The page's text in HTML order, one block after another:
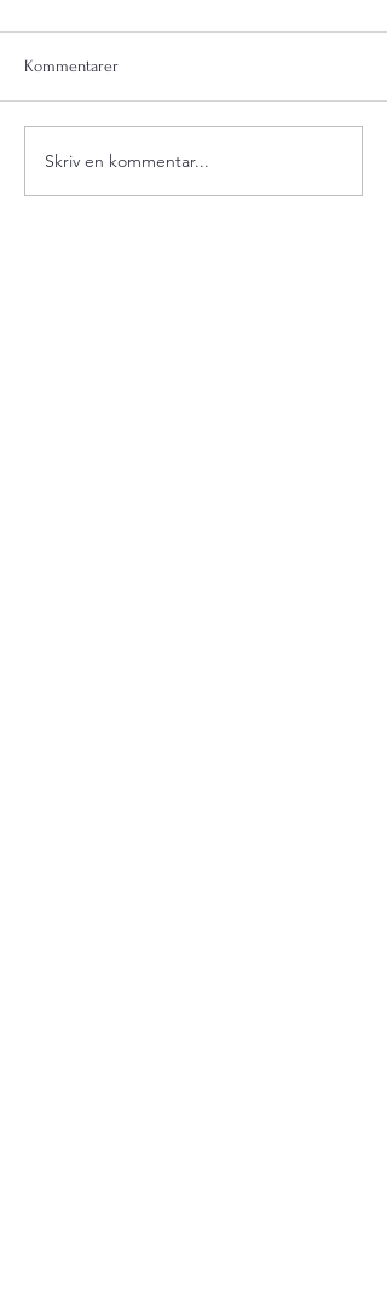
Kommentarer
Skriv en kommentar...